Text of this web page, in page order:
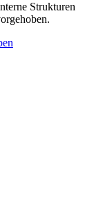
Strukturen